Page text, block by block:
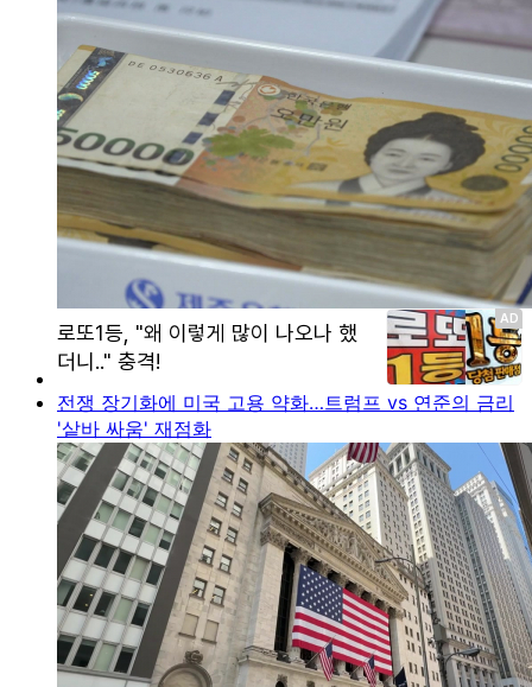
전쟁 장기화에 미국 고용 약화…트럼프 vs 연준의 금리
'샅바 싸움' 재점화